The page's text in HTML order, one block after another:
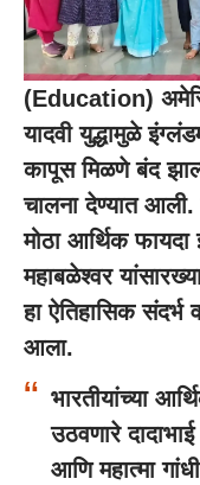
(Education)
यादवी युद्धामुळे
कापूस मिळणे बंद
चालना देण्यात आली.
मोठा आर्थिक
महाबळेश्वर
हा ऐतिहासिक संदर्भ
आला.
भारतीयांच्या
उठवणारे
आणि महात्मा